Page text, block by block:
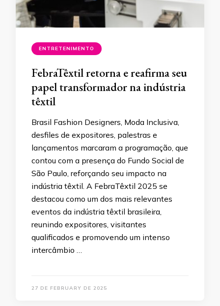
ENTRETENIMENTO
FebraTêxtil retorna e reafirma seu
papel transformador na indústria
têxtil
Brasil Fashion Designers, Moda Inclusiva,
desfiles de expositores, palestras e
lançamentos marcaram a programação, que
contou com a presença do Fundo Social de
São Paulo, reforçando seu impacto na
indústria têxtil. A FebraTêxtil 2025 se
destacou como um dos mais relevantes
eventos da indústria têxtil brasileira,
reunindo expositores, visitantes
qualificados e promovendo um intenso
intercâmbio …
27 DE FEBRUARY DE 2025